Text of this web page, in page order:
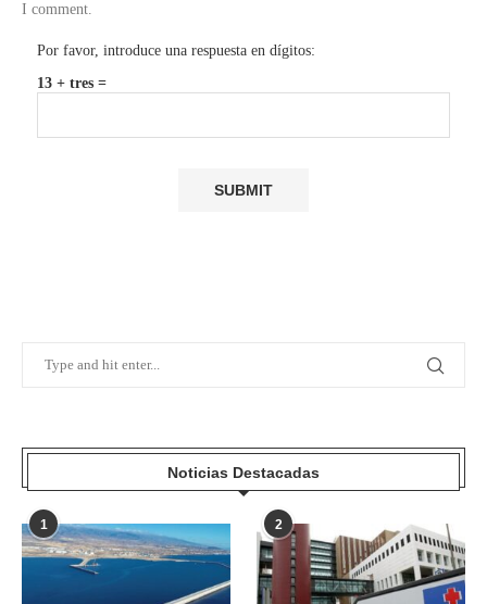
I comment.
Por favor, introduce una respuesta en dígitos:
13 + tres =
Noticias Destacadas
1 2